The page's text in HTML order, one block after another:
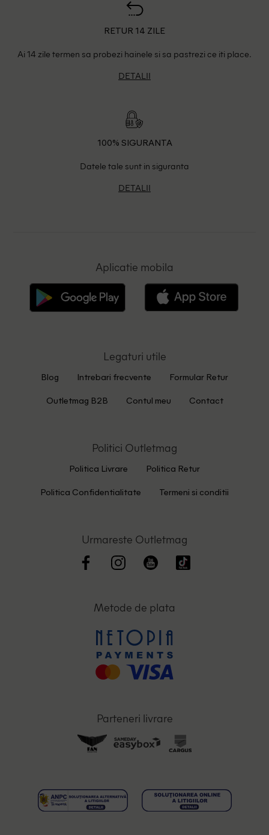
RETUR 14 ZILE
Ai 14 zile termen sa probezi hainele si sa pastrezi ce iti place.
DETALII
100% SIGURANTA
Datele tale sunt in siguranta
DETALII
Aplicatie mobila
Legaturi utile
Blog Intrebari frecvente Formular Retur
Outletmag B2B Contul meu Contact
Politici Outletmag
Politica Livrare Politica Retur
Politica Confidentialitate Termeni si conditii
Urmareste Outletmag
Metode de plata
Parteneri livrare